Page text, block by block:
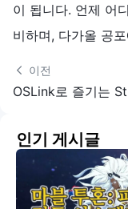
이 됩니다. 언제 어
비하며, 다가올 공
이전
인기 게시글